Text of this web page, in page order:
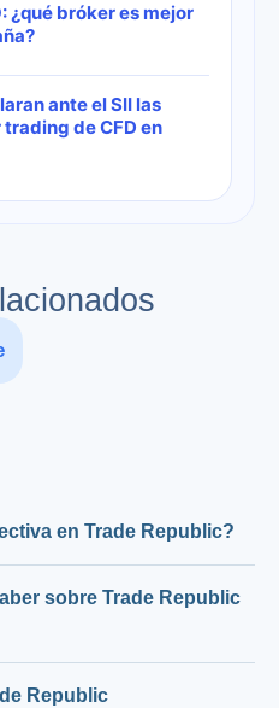
¿qué bróker es mejor
ante el SII las
de CFD en
en Trade Republic?
sobre Trade Republic
Republic